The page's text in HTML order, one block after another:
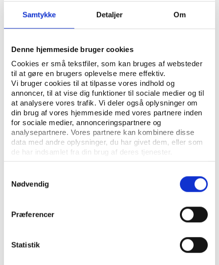
Samtykke Detaljer Om
Denne hjemmeside bruger cookies
Cookies er små tekstfiler, som kan bruges af websteder
til at gøre en brugers oplevelse mere effektiv.
Vi bruger cookies til at tilpasse vores indhold og
annoncer, til at vise dig funktioner til sociale medier og til
at analysere vores trafik. Vi deler også oplysninger om
din brug af vores hjemmeside med vores partnere inden
for sociale medier, annonceringspartnere og
analysepartnere. Vores partnere kan kombinere disse
data med andre oplysninger, du har givet dem, eller som
de har indsamlet fra din brug af deres tjenester.
Nødvendig
Præferencer
Statistik
Vifo ARTIKEL 15.08.2016
Aftenskolerne understøtter kursisters mentale
sundhed